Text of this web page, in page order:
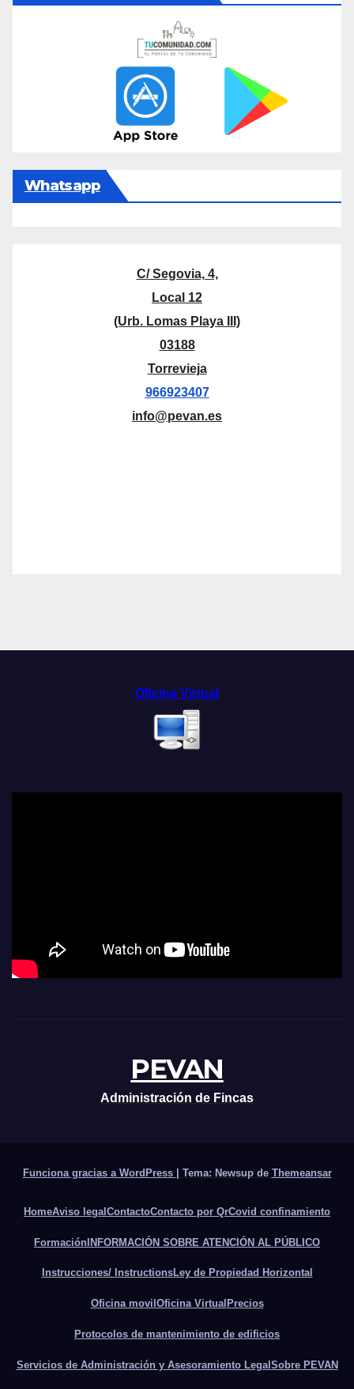
Whatsapp
C/ Segovia, 4,
Local 12
(Urb. Lomas Playa III)
03188
Torrevieja
966923407
info@pevan.es
Oficina Virtual
PEVAN
Administración de Fincas
Funciona gracias a WordPress Tema: Newsup de Themeansar
HomeAviso legal ContactoContacto por QrCovid confinamiento
FormaciónINFORMACIÓN SOBRE ATENCIÓN AL PÚBLICO
Instrucciones/ InstructionsLey de Propiedad Horizontal
Oficina movil Oficina Virtual Precios
Protocolos de mantenimiento de edificios
Servicios de Administración y Asesoramiento LegalSobre PEVAN